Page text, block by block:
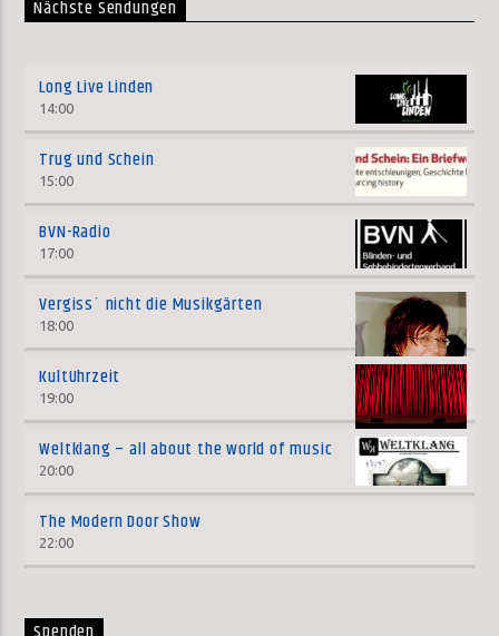
Nächste Sendungen
Long Live Linden
14:00
Trug und Schein
15:00
BVN-Radio
17:00
Vergiss´ nicht die Musikgärten
18:00
KultUhrzeit
19:00
Weltklang – all about the world of music
20:00
The Modern Door Show
22:00